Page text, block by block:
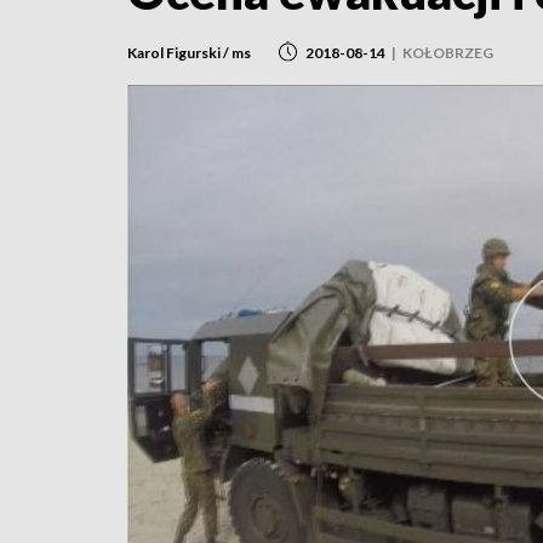
Karol Figurski / ms 2018-08-14 | KOŁOBRZEG